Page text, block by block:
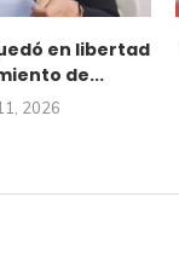
en libertad
de...
2026